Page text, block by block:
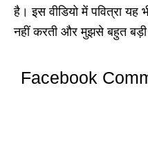
है। इस वीडियो में पवित्रा यह
नहीं करती और मुझसे बहुत बड़ी
Facebook